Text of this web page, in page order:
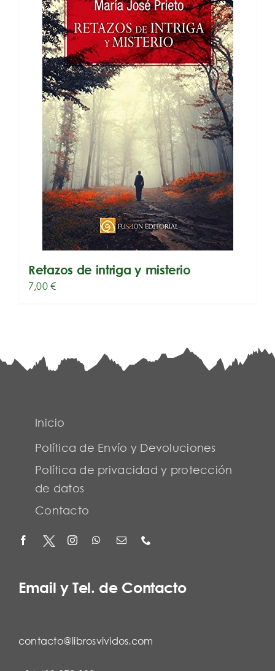
Retazos de intriga y misterio
7,00€
Inicio
Política de Envío y Devoluciones
Política de privacidad y protección
de datos
Contacto
Email y Tel. de Contacto
contacto@librosvividos.com